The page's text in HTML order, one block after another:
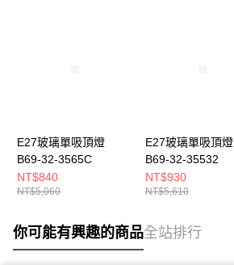
E27玻璃單吸頂燈
B69-32-3565C
NT$840
NT$5,060
E27玻璃單吸頂燈
B69-32-35532
NT$930
NT$5,610
你可能有興趣的商品全站排行